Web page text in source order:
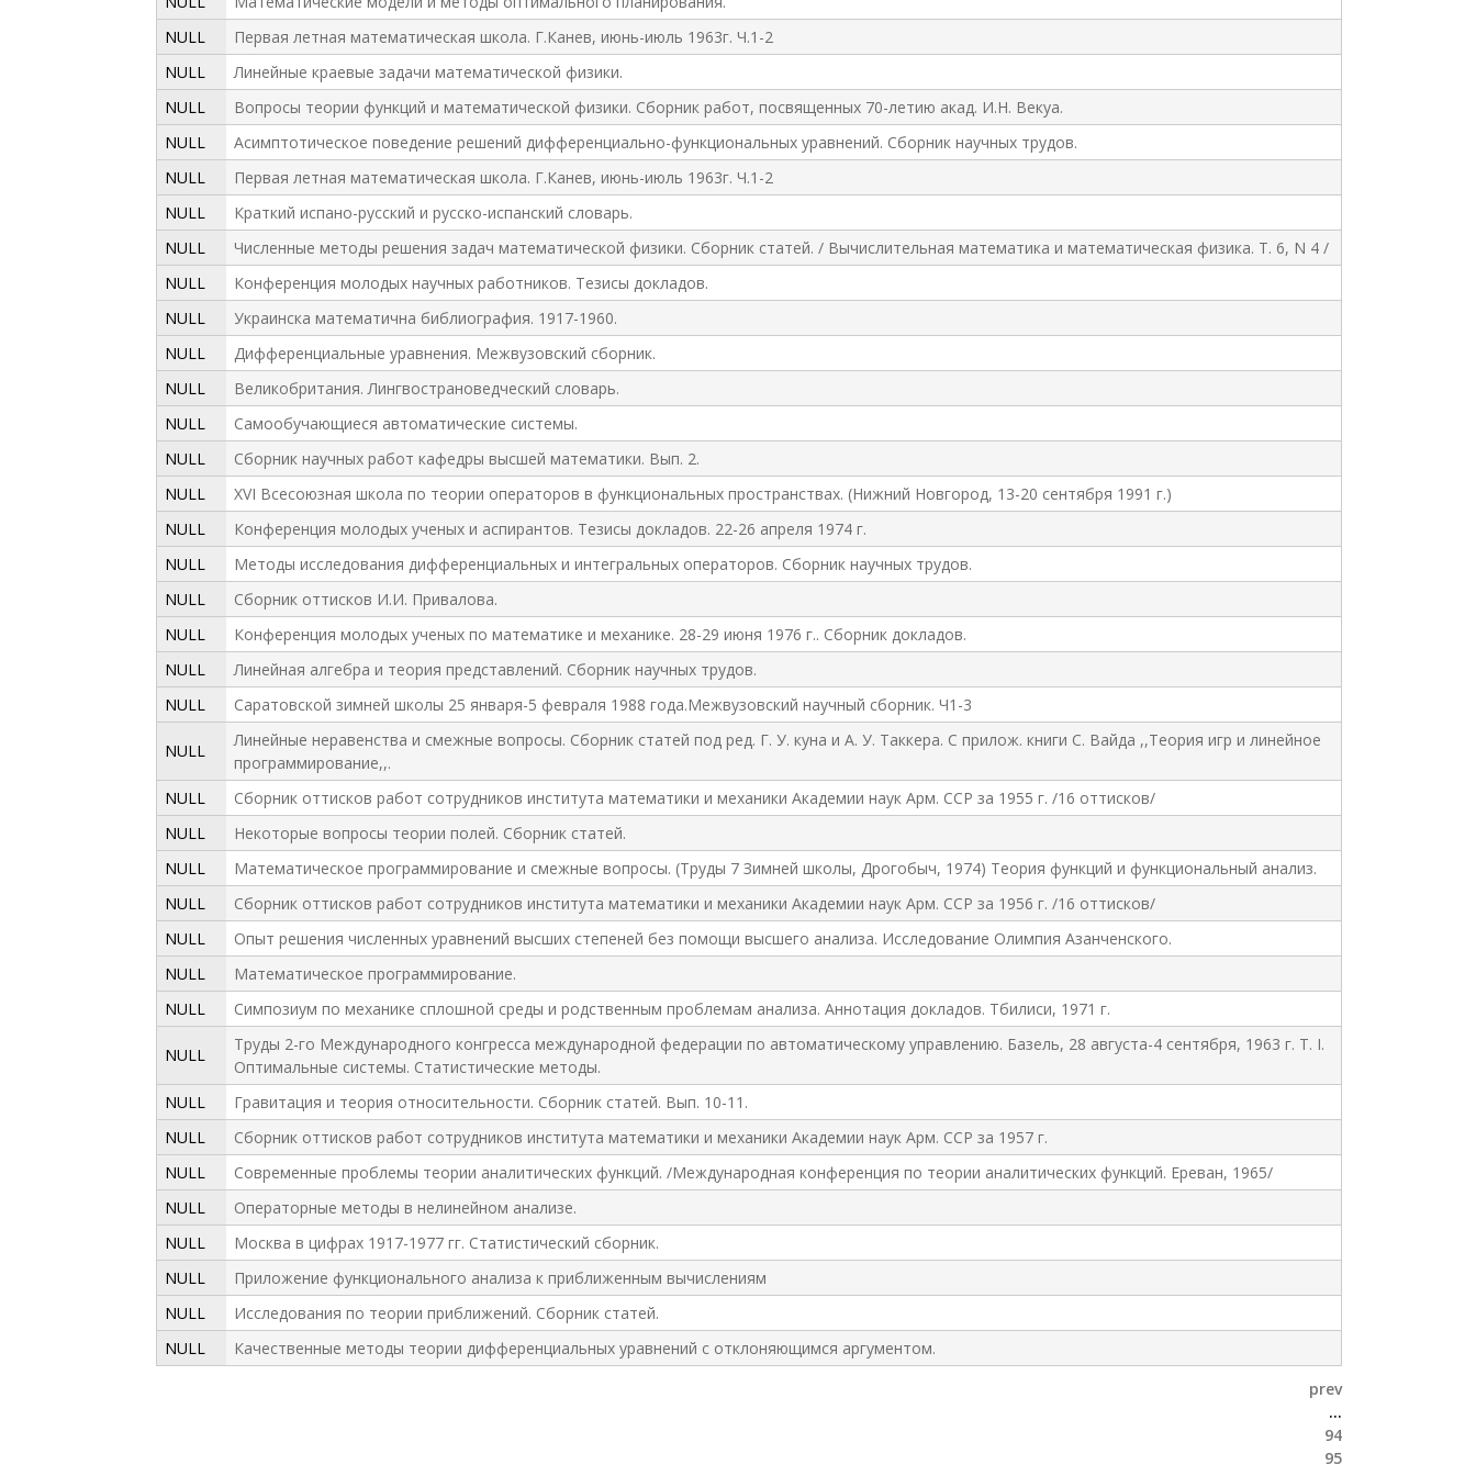
NULL
Первая летная математическая школа. Г.Канев, июнь-июль 1963г. Ч.1-2
NULL
Линейные краевые задачи математической физики.
NULL
Вопросы теории функций и математической физики. Сборник работ, посвященных 70-летию акад. И.Н. Векуа.
NULL
Асимптотическое поведение решений дифференциально-функциональных уравнений. Сборник научных трудов.
NULL
Первая летная математическая школа. Г.Канев, июнь-июль 1963г. Ч.1-2
NULL
Краткий испано-русский и русско-испанский словарь.
NULL
Численные методы решения задач математической физики. Сборник статей. / Вычислительная математика и математическая физика. Т. 6, N 4 /
NULL
Конференция молодых научных работников. Тезисы докладов.
NULL
Украинска математична библиография. 1917-1960.
NULL
Дифференциальные уравнения. Межвузовский сборник.
NULL
Великобритания. Лингвострановедческий словарь.
NULL
Самообучающиеся автоматические системы.
NULL
Сборник научных работ кафедры высшей математики. Вып. 2.
NULL
XVI Всесоюзная школа по теории операторов в функциональных пространствах. (Нижний Новгород, 13-20 сентября 1991 г.)
NULL
Конференция молодых ученых и аспирантов. Тезисы докладов. 22-26 апреля 1974 г.
NULL
Методы исследования дифференциальных и интегральных операторов. Сборник научных трудов.
NULL
Сборник оттисков И.И. Привалова.
NULL
Конференция молодых ученых по математике и механике. 28-29 июня 1976 г.. Сборник докладов.
NULL
Линейная алгебра и теория представлений. Сборник научных трудов.
NULL
Саратовской зимней школы 25 января-5 февраля 1988 года.Межвузовский научный сборник. Ч1-3
NULL
Линейные неравенства и смежные вопросы. Сборник статей под ред. Г. У. куна и А. У. Таккера. С прилож. книги С. Вайда ,,Теория игр и линейное
программирование,,.
NULL
Сборник оттисков работ сотрудников института математики и механики Академии наук Арм. ССР за 1955 г. /16 оттисков/
NULL
Некоторые вопросы теории полей. Сборник статей.
NULL
Математическое программирование и смежные вопросы. (Труды 7 Зимней школы, Дрогобыч, 1974) Теория функций и функциональный анализ.
NULL
Сборник оттисков работ сотрудников института математики и механики Академии наук Арм. ССР за 1956 г. /16 оттисков/
NULL
Опыт решения численных уравнений высших степеней без помощи высшего анализа. Исследование Олимпия Азанченского.
NULL
Математическое программирование.
NULL
Симпозиум по механике сплошной среды и родственным проблемам анализа. Аннотация докладов. Тбилиси, 1971 г.
NULL
Труды 2-го Международного конгресса международной федерации по автоматическому управлению. Базель, 28 августа-4 сентября, 1963 г. Т. I.
Оптимальные системы. Статистические методы.
NULL
Гравитация и теория относительности. Сборник статей. Вып. 10-11.
NULL
Сборник оттисков работ сотрудников института математики и механики Академии наук Арм. ССР за 1957 г.
NULL
Современные проблемы теории аналитических функций. /Международная конференция по теории аналитических функций. Ереван, 1965/
NULL
Операторные методы в нелинейном анализе.
NULL
Москва в цифрах 1917-1977 гг. Статистический сборник.
NULL
Приложение функционального анализа к приближенным вычислениям
NULL
Исследования по теории приближений. Сборник статей.
NULL
Качественные методы теории дифференциальных уравнений с отклоняющимся аргументом.
prev
…
94
95